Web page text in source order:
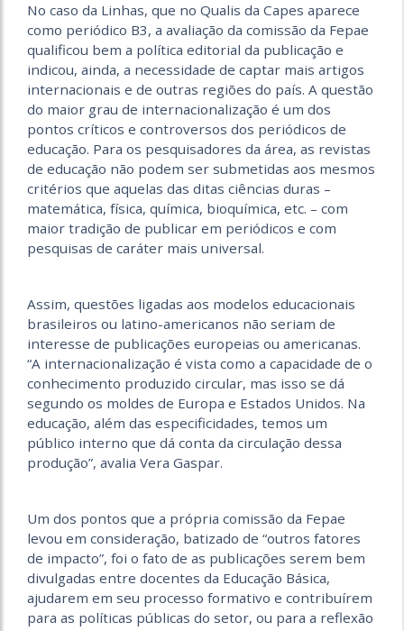
No caso da Linhas, que no Qualis da Capes aparece
como periódico B3, a avaliação da comissão da Fepae
qualificou bem a política editorial da publicação e
indicou, ainda, a necessidade de captar mais artigos
internacionais e de outras regiões do país. A questão
do maior grau de internacionalização é um dos
pontos críticos e controversos dos periódicos de
educação. Para os pesquisadores da área, as revistas
de educação não podem ser submetidas aos mesmos
critérios que aquelas das ditas ciências duras –
matemática, física, química, bioquímica, etc. – com
maior tradição de publicar em periódicos e com
pesquisas de caráter mais universal.
Assim, questões ligadas aos modelos educacionais
brasileiros ou latino-americanos não seriam de
interesse de publicações europeias ou americanas.
“A internacionalização é vista como a capacidade de o
conhecimento produzido circular, mas isso se dá
segundo os moldes de Europa e Estados Unidos. Na
educação, além das especificidades, temos um
público interno que dá conta da circulação dessa
produção”, avalia Vera Gaspar.
Um dos pontos que a própria comissão da Fepae
levou em consideração, batizado de “outros fatores
de impacto”, foi o fato de as publicações serem bem
divulgadas entre docentes da Educação Básica,
ajudarem em seu processo formativo e contribuírem
para as políticas públicas do setor, ou para a reflexão